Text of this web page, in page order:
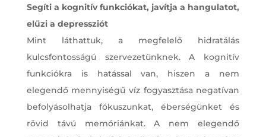
Segíti a kognitív funkciókat, javítja a hangulatot,
elűzi a depressziót
Mint láthattuk, a megfelelő hidratálás
kulcsfontosságú szervezetünknek. A kognitív
funkciókra is hatással van, hiszen a nem
elegendő mennyiségű víz fogyasztása negatívan
befolyásolhatja fókuszunkat, éberségünket és
rövid távú memóriánkat. A nem elegendő